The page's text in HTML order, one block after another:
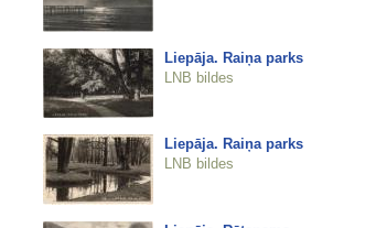
Liepāja. Raiņa parks
LNB bildes
Liepāja. Raiņa parks
LNB bildes